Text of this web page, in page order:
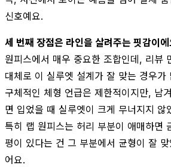
신호예요.
세 번째 장점은 라인을 살려주는 핏감이
원피스에서 매우 중요한 조합인데, 리뷰
대체로 이 실루엣 설계가 잘 맞는 경우가
구체적인 체형 언급은 제한적이지만, 남
면 입었을 때 실루엣이 크게 무너지지 않
특히 랩 원피스는 허리 부분이 애매하면
평이 있다는 건 그 부분에서 균형이 잘
어요.